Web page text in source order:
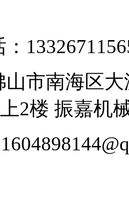
山市南海区
2楼 振嘉机